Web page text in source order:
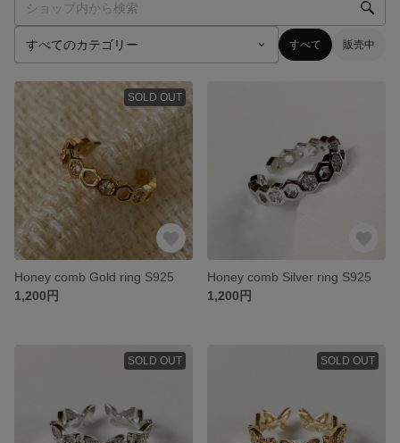
すべて 販売中
SOLD OUT
Honey comb Gold ring S925
1,200円
Honey comb Silver ring S925
1,200円
SOLD OUT SOLD OUT